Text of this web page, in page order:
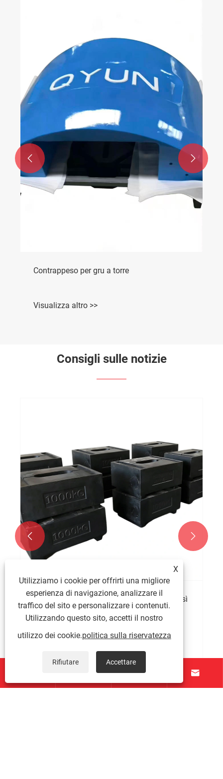
Contrappeso per gru a torre
Visualizza altro >>
 
Consigli sulle notizie
Perché i pesi della zavorra marina sono così
importanti per la stabilità e la sicurezza
operativa della nave?
Visualizza altro >>
 
Chi siamo
 
X
Utilizziamo i cookie per offrirti una migliore
esperienza di navigazione, analizzare il
traffico del sito e personalizzare i contenuti.
Utilizzando questo sito, accetti il ​​nostro
utilizzo dei cookie.politica sulla riservatezza
Rifiutare Accettare